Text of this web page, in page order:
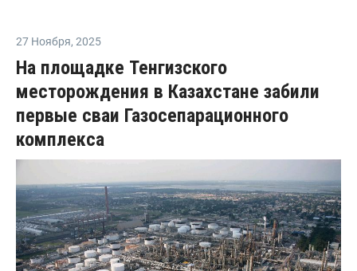
27 Ноября, 2025
На площадке Тенгизского
месторождения в Казахстане забили
первые сваи Газосепарационного
комплекса